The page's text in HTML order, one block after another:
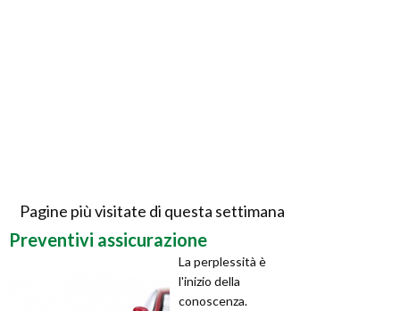
Pagine più visitate di questa settimana
Preventivi assicurazione
La perplessità è
l'inizio della
conoscenza.